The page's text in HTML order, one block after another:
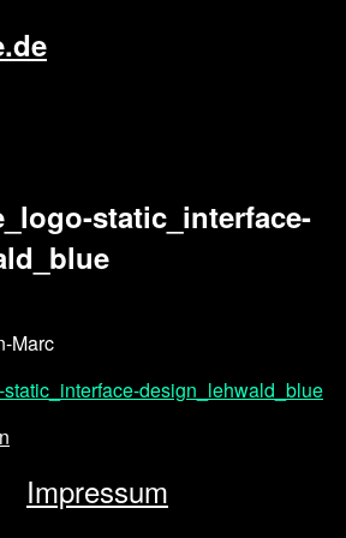
static_interface-
Marc
Impressum